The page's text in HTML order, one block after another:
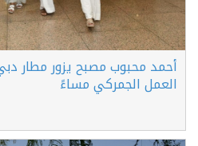
أحمد محبوب مصبح يزور مطار
العمل الجمركي مساءً